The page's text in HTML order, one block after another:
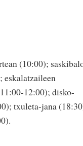
(10:00);
eskalatzaileen
12:00); disko-
txuleta-jana